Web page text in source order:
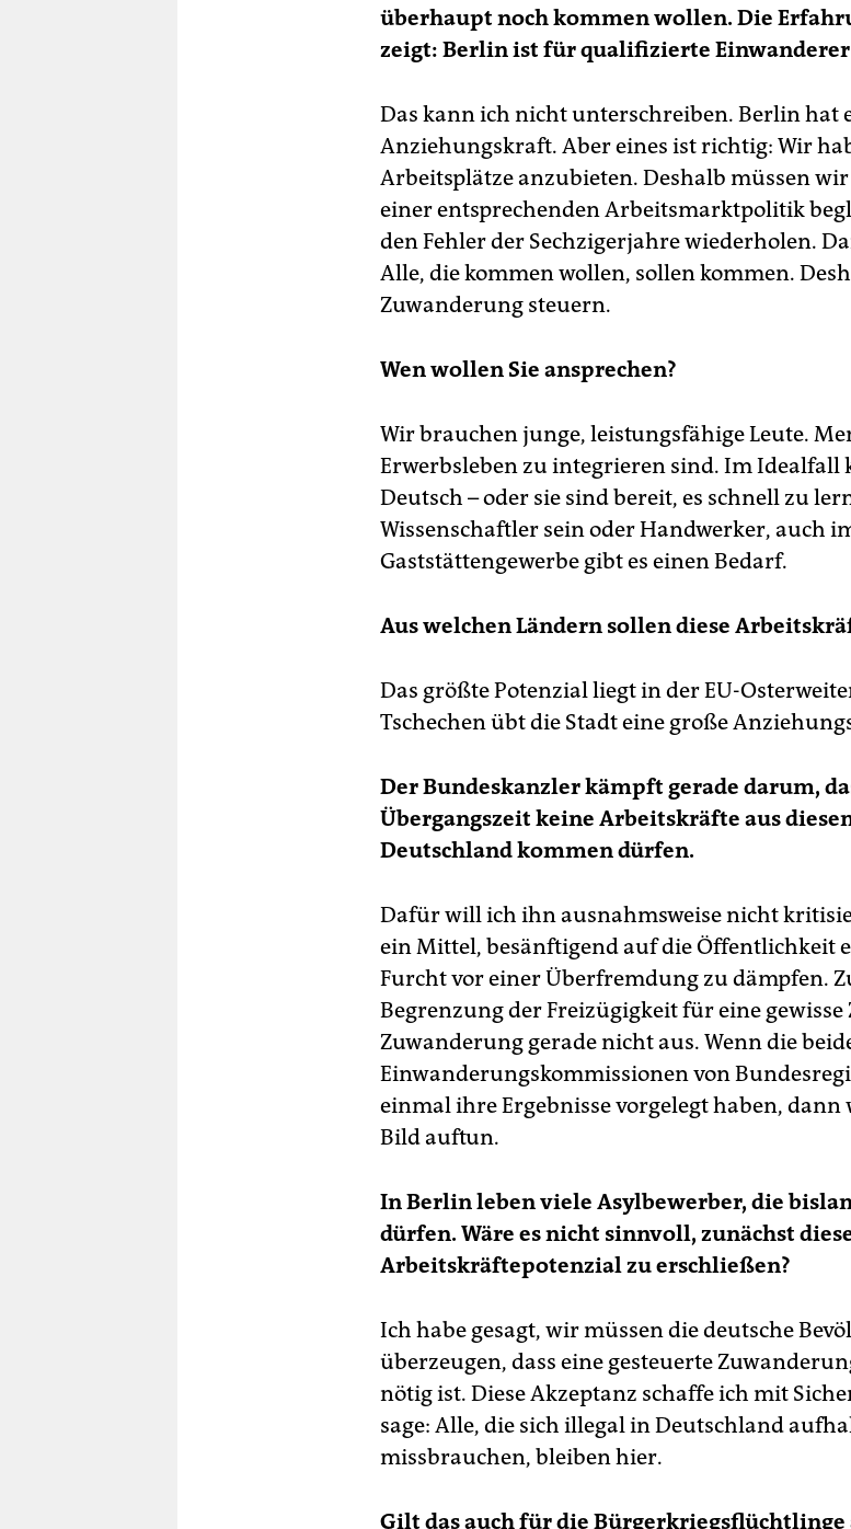
überhaupt noch kommen wollen. Die
zeigt: Berlin ist für qualifizierte
Das kann ich nicht unterschreiben. Berlin hat
Anziehungskraft. Aber eines ist richtig: Wir
Arbeitsplätze anzubieten. Deshalb müssen
einer entsprechenden Arbeitsmarktpolitik
den Fehler der Sechzigerjahre wiederholen.
Alle, die kommen wollen, sollen kommen.
Zuwanderung steuern.
Wen wollen Sie ansprechen?
Wir brauchen junge, leistungsfähige Leute.
Erwerbsleben zu integrieren sind. Im Idealfall
Deutsch – oder sie sind bereit, es schnell zu
Wissenschaftler sein oder Handwerker, auch
Gaststättengewerbe gibt es einen Bedarf.
Aus welchen Ländern sollen diese
Das größte Potenzial liegt in der EU-
Tschechen übt die Stadt eine große
Der Bundeskanzler kämpft gerade darum,
Übergangszeit keine Arbeitskräfte aus
Deutschland kommen dürfen.
Dafür will ich ihn ausnahmsweise nicht
ein Mittel, besänftigend auf die Öffentlichkeit
Furcht vor einer Überfremdung zu dämpfen.
Begrenzung der Freizügigkeit für eine gewisse
Zuwanderung gerade nicht aus. Wenn die
Einwanderungskommissionen von
einmal ihre Ergebnisse vorgelegt haben, dann
Bild auftun.
In Berlin leben viele Asylbewerber, die
dürfen. Wäre es nicht sinnvoll, zunächst
Arbeitskräftepotenzial zu erschließen?
Ich habe gesagt, wir müssen die deutsche
überzeugen, dass eine gesteuerte
nötig ist. Diese Akzeptanz schaffe ich mit
sage: Alle, die sich illegal in Deutschland
missbrauchen, bleiben hier.
Gilt das auch für die